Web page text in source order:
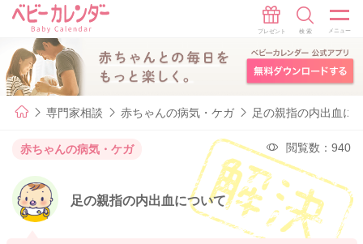
専門家相談 赤ちゃんの病気・ケガ 足の親指の内出血に
赤ちゃんの病気・ケガ 閲覧数：940
足の親指の内出血について